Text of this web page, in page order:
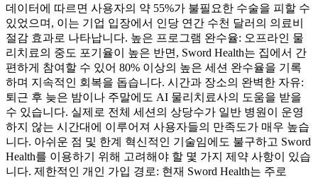
데이터에 따르면 사용자의 약 55%가 불필요한 수술을 피할 수
있었으며, 이는 기업 입장에서 인당 연간 수천 달러의 의료비
절감 효과로 나타납니다. 높은 프로그램 완수율: 오프라인 물
리치료의 중도 포기율이 높은 반면, Sword Health는 집에서 간
편하게 참여할 수 있어 80% 이상의 높은 세션 완수율을 기록
하며 지속적인 회복을 돕습니다. 시간과 장소의 완벽한 자유:
퇴근 후 늦은 밤이나 주말에도 AI 물리치료사의 도움을 받을
수 있습니다. 실제로 전체 세션의 상당수가 일반 병원이 운영
하지 않는 시간대에 이루어져 사용자들의 만족도가 매우 높습
니다. 아쉬운 점 및 한계 혁신적인 기술임에도 불구하고 Sword
Health를 이용하기 위해 고려해야 할 몇 가지 제약 사항이 있습
니다. 제한적인 개인 가입 경로: 현재 Sword Health는 주로